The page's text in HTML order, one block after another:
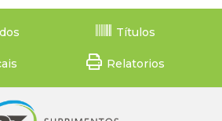
Títulos
Relatorios